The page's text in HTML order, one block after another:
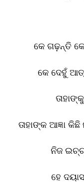
କେ ଗଢ଼ନ୍ତି
କେ ଦେହୁଁ
ତାହାଙ୍କ ଆଜ୍ଞା
ନିଜ
ହେ